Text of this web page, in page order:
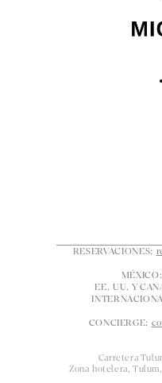
RESERVACIONES:
EE. UU. Y
CONCIERGE:
Carretera
Zona hotelera,